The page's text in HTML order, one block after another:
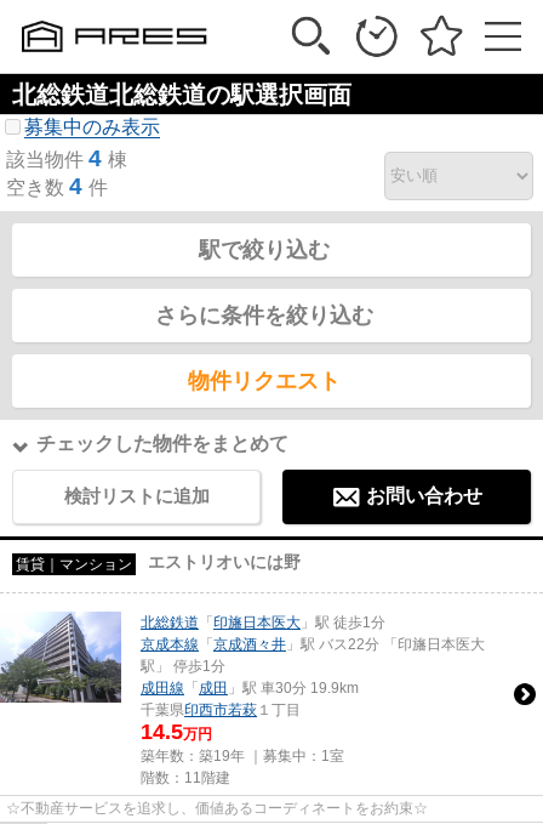
北総鉄道北総鉄道の駅選択画面
募集中のみ表示
該当物件 4 棟
空き数 4 件
駅で絞り込む
さらに条件を絞り込む
物件リクエスト
チェックした物件をまとめて
検討リストに追加 お問い合わせ
賃貸｜マンション エストリオいには野
北総鉄道 「印旛日本医大 」駅 徒歩1分
京成本線 「京成酒々井 」駅 バス22分 「印旛日本医大
駅」 停歩1分
成田線 「成田 」駅 車30分 19.9km
千葉県印西市若萩 １丁目
14.5万円
築年数：築19年 ｜募集中： 1室
階数：11階建
☆不動産サービスを追求し、価値あるコーディネートをお約束☆